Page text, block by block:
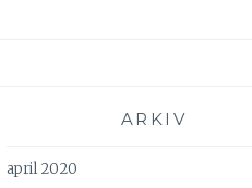
ARKIV
april 2020